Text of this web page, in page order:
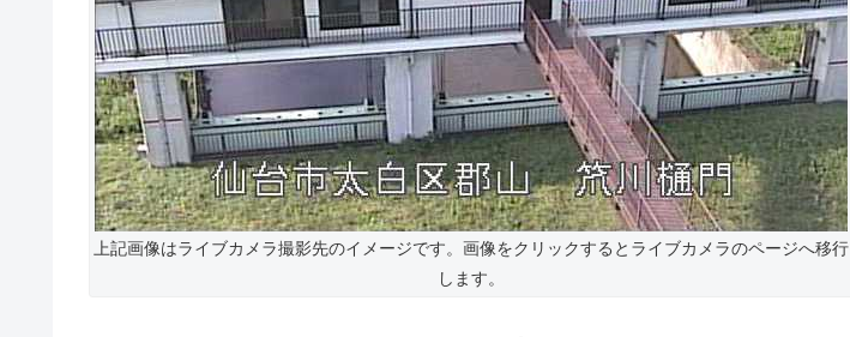
上記画像はライブカメラ撮影先のイメージです。画像をクリックするとライブカメラのページへ移行
します。